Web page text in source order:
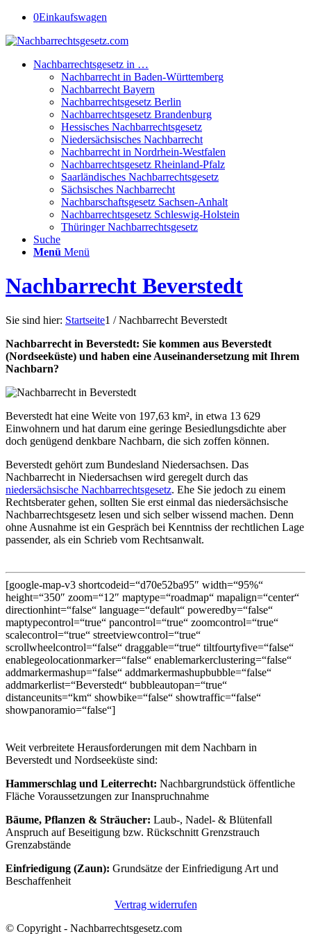
0Einkaufswagen
Nachbarrechtsgesetz in …
Nachbarrecht in Baden-Württemberg
Nachbarrecht Bayern
Nachbarrechtsgesetz Berlin
Nachbarrechtsgesetz Brandenburg
Hessisches Nachbarrechtsgesetz
Niedersächsisches Nachbarrecht
Nachbarrecht in Nordrhein-Westfalen
Nachbarrechtsgesetz Rheinland-Pfalz
Saarländisches Nachbarrechtsgesetz
Sächsisches Nachbarrecht
Nachbarschaftsgesetz Sachsen-Anhalt
Nachbarrechtsgesetz Schleswig-Holstein
Thüringer Nachbarrechtsgesetz
Suche
Menü Menü
Nachbarrecht Beverstedt
Sie sind hier: Startseite1 / Nachbarrecht Beverstedt
Nachbarrecht in Beverstedt: Sie kommen aus Beverstedt
(Nordseeküste) und haben eine Auseinandersetzung mit Ihrem
Nachbarn?
Beverstedt hat eine Weite von 197,63 km², in etwa 13 629
Einwohnern und hat darum eine geringe Besiedlungsdichte aber
doch genügend denkbare Nachbarn, die sich zoffen können.
Beverstedt gehört zum Bundesland Niedersachsen. Das
Nachbarrecht in Niedersachsen wird geregelt durch das
niedersächsische Nachbarrechtsgesetz. Ehe Sie jedoch zu einem
Rechtsberater gehen, sollten Sie erst einmal das niedersächsische
Nachbarrechtsgesetz lesen und sich selber wissend machen. Denn
ohne Ausnahme ist ein Gespräch bei Kenntniss der rechtlichen Lage
passender, als ein Schrieb vom Rechtsanwalt.
[google-map-v3 shortcodeid=“d70e52ba95″ width=“95%“
height=“350″ zoom=“12″ maptype=“roadmap“ mapalign=“center“
directionhint=“false“ language=“default“ poweredby=“false“
maptypecontrol=“true“ pancontrol=“true“ zoomcontrol=“true“
scalecontrol=“true“ streetviewcontrol=“true“
scrollwheelcontrol=“false“ draggable=“true“ tiltfourtyfive=“false“
enablegeolocationmarker=“false“ enablemarkerclustering=“false“
addmarkermashup=“false“ addmarkermashupbubble=“false“
addmarkerlist=“Beverstedt“ bubbleautopan=“true“
distanceunits=“km“ showbike=“false“ showtraffic=“false“
showpanoramio=“false“]
Weit verbreitete Herausforderungen mit dem Nachbarn in
Beverstedt und Nordseeküste sind:
Hammerschlag und Leiterrecht: Nachbargrundstück öffentliche
Fläche Voraussetzungen zur Inanspruchnahme
Bäume, Pflanzen & Sträucher: Laub-, Nadel- & Blütenfall
Anspruch auf Beseitigung bzw. Rückschnitt Grenzstrauch
Grenzabstände
Einfriedigung (Zaun): Grundsätze der Einfriedigung Art und
Beschaffenheit
Vertrag widerrufen
© Copyright - Nachbarrechtsgesetz.com